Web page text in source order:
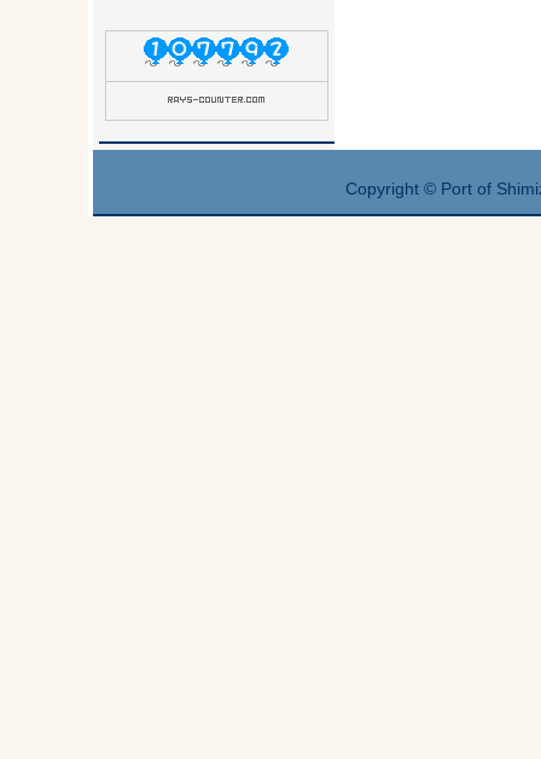
Copyright © Port of